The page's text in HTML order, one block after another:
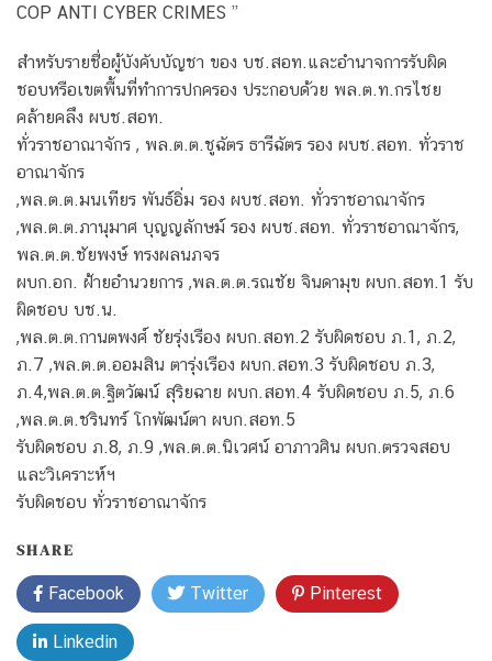
COP ANTI CYBER CRIMES ”
สำหรับรายชื่อผู้บังคับบัญชา ของ บช.สอท.และอำนาจการรับผิด
ชอบหรือเขตพื้นที่ทำการปกครอง ประกอบด้วย พล.ต.ท.กรไชย
คล้ายคลึง ผบช.สอท.
ทั่วราชอาณาจักร , พล.ต.ต.ชูฉัตร ธารีฉัตร รอง ผบช.สอท. ทั่วราช
อาณาจักร
,พล.ต.ต.มนเทียร พันธ์อิ่ม รอง ผบช.สอท. ทั่วราชอาณาจักร
,พล.ต.ต.ภานุมาศ บุญญลักษม์ รอง ผบช.สอท. ทั่วราชอาณาจักร,
พล.ต.ต.ชัยพงษ์ ทรงผลนภจร
ผบก.อก. ฝ้ายอำนวยการ ,พล.ต.ต.รณชัย จินดามุข ผบก.สอท.1 รับ
ผิดชอบ บช.น.
,พล.ต.ต.กานตพงศ์ ชัยรุ่งเรือง ผบก.สอท.2 รับผิดชอบ ภ.1, ภ.2,
ภ.7 ,พล.ต.ต.ออมสิน ตารุ่งเรือง ผบก.สอท.3 รับผิดชอบ ภ.3,
ภ.4,พล.ต.ต.ฐิตวัฒน์ สุริยฉาย ผบก.สอท.4 รับผิดชอบ ภ.5, ภ.6
,พล.ต.ต.ชรินทร์ โกพัฒน์ตา ผบก.สอท.5
รับผิดชอบ ภ.8, ภ.9 ,พล.ต.ต.นิเวศน์ อาภาวศิน ผบก.ตรวจสอบ
และวิเคราะห์ฯ
รับผิดชอบ ทั่วราชอาณาจักร
SHARE
Facebook Twitter Pinterest
Linkedin